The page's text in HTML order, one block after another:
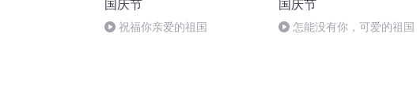
国庆节
祝福你亲爱的祖国
国庆节
怎能没有你，可爱的祖国